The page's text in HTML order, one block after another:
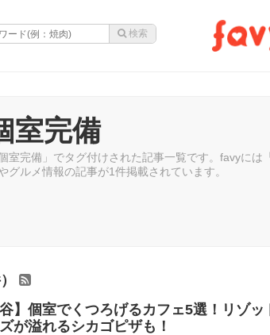
室完備
個室完備」でタグ付けされた記事一覧です。favyには
グルメ情報の記事が1件掲載されています。
谷】個室でくつろげるカフェ5選！リゾッ
が溢れるシカゴピザも！